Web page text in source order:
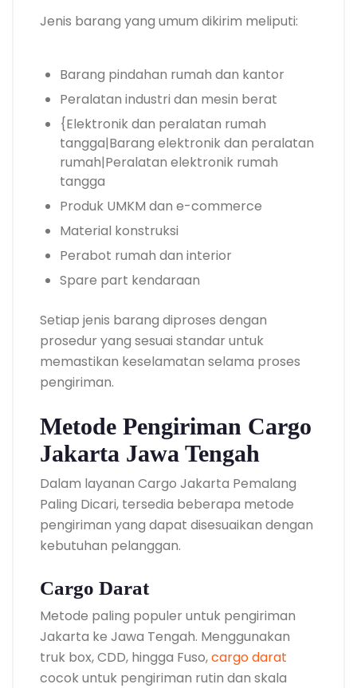
Jenis barang yang umum dikirim meliputi:
Barang pindahan rumah dan kantor
Peralatan industri dan mesin berat
{Elektronik dan peralatan rumah
tangga|Barang elektronik dan peralatan
rumah|Peralatan elektronik rumah
tangga
Produk UMKM dan e-commerce
Material konstruksi
Perabot rumah dan interior
Spare part kendaraan
Setiap jenis barang diproses dengan
prosedur yang sesuai standar untuk
memastikan keselamatan selama proses
pengiriman.
Metode Pengiriman Cargo
Jakarta Jawa Tengah
Dalam layanan Cargo Jakarta Pemalang
Paling Dicari, tersedia beberapa metode
pengiriman yang dapat disesuaikan dengan
kebutuhan pelanggan.
Cargo Darat
Metode paling populer untuk pengiriman
Jakarta ke Jawa Tengah. Menggunakan
truk box, CDD, hingga Fuso,cargo darat
cocok untuk pengiriman rutin dan skala